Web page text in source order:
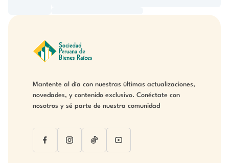
Mantente al día con nuestras últimas actualizaciones,
novedades, y contenido exclusivo. Conéctate con
nosotros y sé parte de nuestra comunidad